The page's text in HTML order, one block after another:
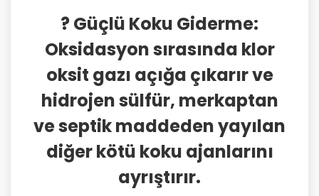
? Güçlü Koku Giderme:
Oksidasyon sırasında klor
oksit gazı açığa çıkarır ve
hidrojen sülfür, merkaptan
ve septik maddeden yayılan
diğer kötü koku ajanlarını
ayrıştırır.